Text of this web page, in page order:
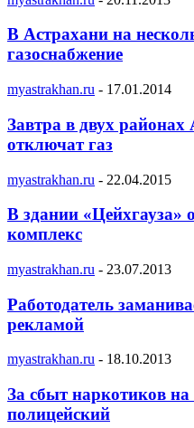
В Астрахани на
газоснабжение
myastrakhan.ru - 17.01.2014
Завтра в двух районах
отключат газ
myastrakhan.ru - 22.04.2015
В здании «Цейхгауза»
комплекс
myastrakhan.ru - 23.07.2013
Работодатель
рекламой
myastrakhan.ru - 18.10.2013
За сбыт наркотиков на
полицейский